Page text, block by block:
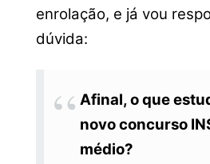
enrolação, e já vou
dúvida:
Afinal, o que
novo concurso
médio?